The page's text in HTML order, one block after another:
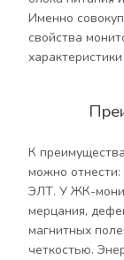
Именно
свойства
К
можно
ЭЛТ. У ЖК-
мерцания,
магнитных
четкостью.